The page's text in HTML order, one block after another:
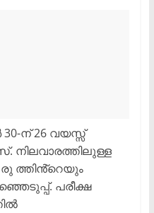
30-ന് 26 വയസ്സ്
നിലവാരത്തിലുള്ള
ത്തിൻ്റെയും
പരീക്ഷ